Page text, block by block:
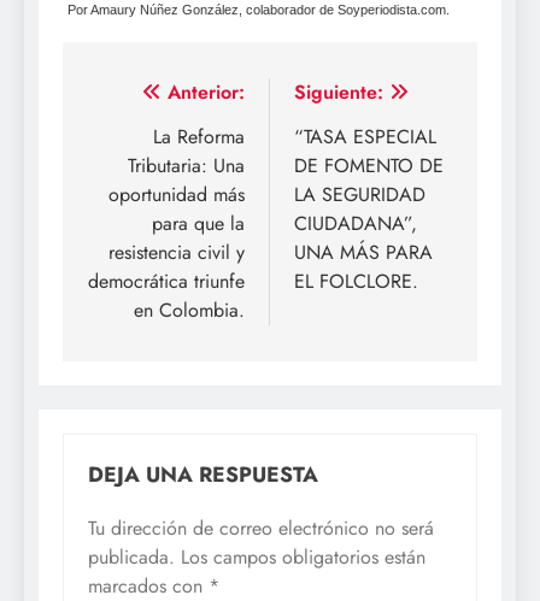
Por Amaury Núñez González, colaborador de Soyperiodista.com.
Navegación
entradas
Anterior:
La Reforma
Tributaria: Una
oportunidad más
para que la
resistencia civil y
democrática triunfe
en Colombia.
Siguiente:
“TASA ESPECIAL
DE FOMENTO DE
LA SEGURIDAD
CIUDADANA”,
UNA MÁS PARA
EL FOLCLORE.
DEJA UNA RESPUESTA
Tu dirección de correo electrónico no será
publicada. Los campos obligatorios están
marcados con *